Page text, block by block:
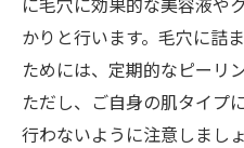
かりと行います。毛穴に詰
ためには、定期的なピーリ
ただし、ご自身の肌タイプ
行わないように注意しまし